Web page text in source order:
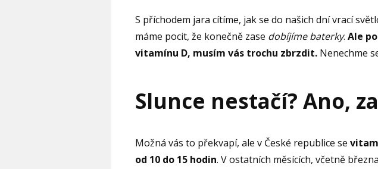
S příchodem jara cítíme, jak se do našich dní vrací
máme pocit, že konečně zase dobíjíme baterky. Ale
vitamínu D, musím vás trochu zbrzdit. Nenechme
Slunce nestačí? Ano,
Možná vás to překvapí, ale v České republice se
od 10 do 15 hodin. V ostatních měsících, včetně